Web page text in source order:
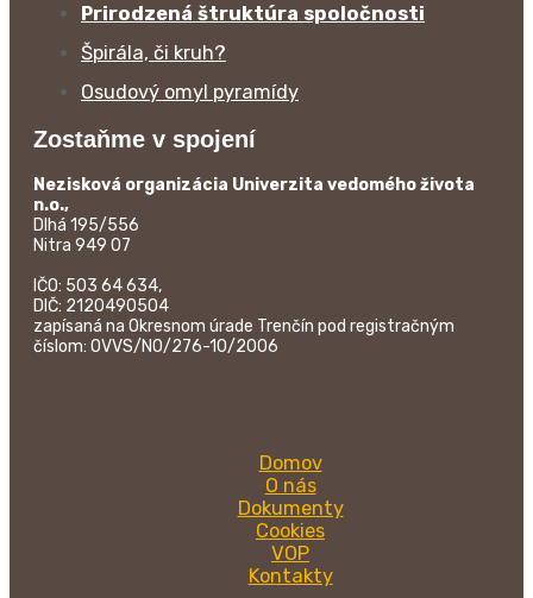
Prirodzená štruktúra spoločnosti
Špirála, či kruh?
Osudový omyl pyramídy
Zostaňme v spojení
Nezisková organizácia Univerzita vedomého života
n.o.,
Dlhá 195/556
Nitra 949 07
IČO: 503 64 634,
DIČ: 2120490504
zapísaná na Okresnom úrade Trenčín pod registračným
číslom: OVVS/NO/276-10/2006
Domov
O nás
Dokumenty
Cookies
VOP
Kontakty